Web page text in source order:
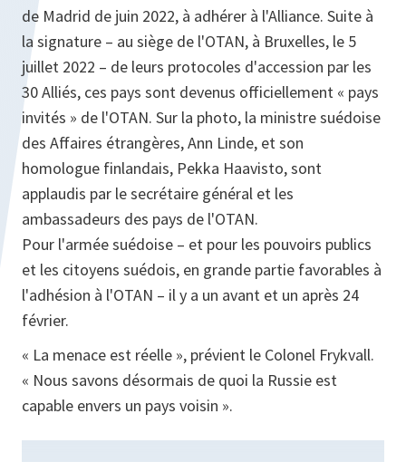
de Madrid de juin 2022, à adhérer à l'Alliance. Suite à
la signature – au siège de l'OTAN, à Bruxelles, le 5
juillet 2022 – de leurs protocoles d'accession par les
30 Alliés, ces pays sont devenus officiellement « pays
invités » de l'OTAN. Sur la photo, la ministre suédoise
des Affaires étrangères, Ann Linde, et son
homologue finlandais, Pekka Haavisto, sont
applaudis par le secrétaire général et les
ambassadeurs des pays de l'OTAN.
Pour l'armée suédoise – et pour les pouvoirs publics
et les citoyens suédois, en grande partie favorables à
l'adhésion à l'OTAN – il y a un avant et un après 24
février.
« La menace est réelle », prévient le Colonel Frykvall.
« Nous savons désormais de quoi la Russie est
capable envers un pays voisin ».